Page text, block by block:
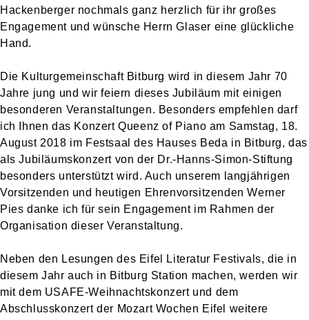
Hackenberger nochmals ganz herzlich für ihr großes
Engagement und wünsche Herrn Glaser eine glückliche
Hand.
Die Kulturgemeinschaft Bitburg wird in diesem Jahr 70
Jahre jung und wir feiern dieses Jubiläum mit einigen
besonderen Veranstaltungen. Besonders empfehlen darf
ich Ihnen das Konzert Queenz of Piano am Samstag, 18.
August 2018 im Festsaal des Hauses Beda in Bitburg, das
als Jubiläumskonzert von der Dr.-Hanns-Simon-Stiftung
besonders unterstützt wird. Auch unserem langjährigen
Vorsitzenden und heutigen Ehrenvorsitzenden Werner
Pies danke ich für sein Engagement im Rahmen der
Organisation dieser Veranstaltung.
Neben den Lesungen des Eifel Literatur Festivals, die in
diesem Jahr auch in Bitburg Station machen, werden wir
mit dem USAFE-Weihnachtskonzert und dem
Abschlusskonzert der Mozart Wochen Eifel weitere